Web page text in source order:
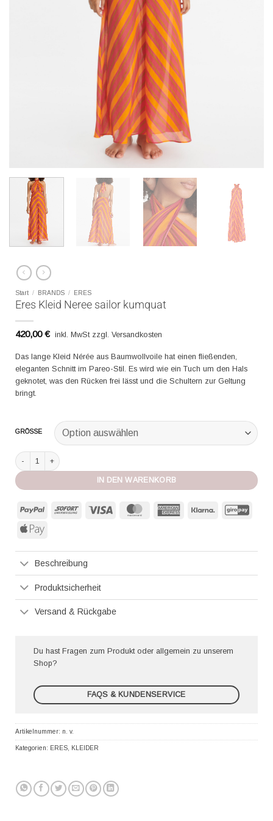
Start / BRANDS / ERES
Eres Kleid Neree sailor kumquat
420,00€ inkl. MwSt zzgl. Versandkosten
Das lange Kleid Nérée aus Baumwollvoile hat einen fließenden,
eleganten Schnitt im Pareo-Stil. Es wird wie ein Tuch um den Hals
geknotet, was den Rücken frei lässt und die Schultern zur Geltung
bringt.
GRÖSSE
Eres Kleid Neree sailor kumquat Menge
IN DEN WARENKORB
PayPal Sofort MasterCard American
Klarna
Apple
Beschreibung
Produktsicherheit
Versand & Rückgabe
Du hast Fragen zum Produkt oder allgemein zu unserem
Shop?
FAQS & KUNDENSERVICE
Artikelnummer: n. v.
Kategorien: ERES KLEIDER